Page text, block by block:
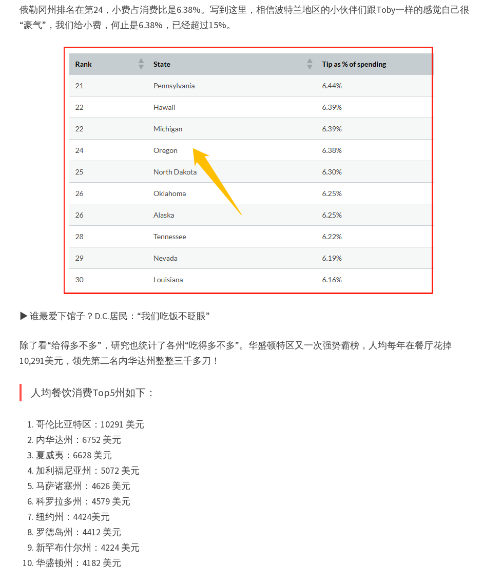
俄勒冈州排名在第24，小费占消费比是6.38%。写到这里，相信波特兰地区的小伙伴们跟Toby一样的感觉自己很
“豪气”，我们给小费，何止是6.38%，已经超过15%。
▶ 谁最爱下馆子？D.C.居民：“我们吃饭不眨眼”
除了看“给得多不多”，研究也统计了各州“吃得多不多”。华盛顿特区又一次强势霸榜，人均每年在餐厅花掉
10,291美元，领先第二名内华达州整整三千多刀！
人均餐饮消费Top5州如下：
哥伦比亚特区：10291 美元
内华达州：6752 美元
夏威夷：6628 美元
加利福尼亚州：5072 美元
马萨诸塞州：4626 美元
科罗拉多州：4579 美元
纽约州：4424美元
罗德岛州：4412 美元
新罕布什尔州：4224 美元
华盛顿州：4182 美元